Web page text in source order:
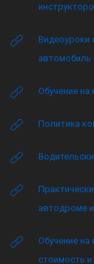
Видеоуроки
автомобиль
Обучение на
Политика
автодроме
Обучение
стоимость и